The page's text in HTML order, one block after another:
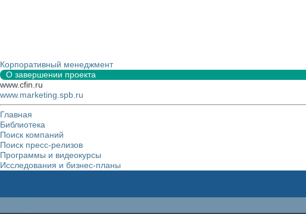
Корпоративный менеджмент
О завершении проекта
www.cfin.ru
www.marketing.spb.ru
Главная
Библиотека
Поиск компаний
Поиск пресс-релизов
Программы и видеокурсы
Исследования и бизнес-планы